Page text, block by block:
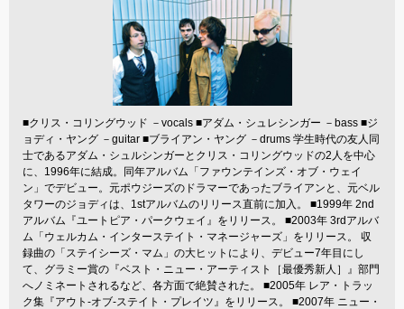
■クリス・コリングウッド －vocals ■アダム・シュレシンガー －bass ■ジ
ョディ・ヤング －guitar ■ブライアン・ヤング －drums 学生時代の友人同
士であるアダム・シュルシンガーとクリス・コリングウッドの2人を中心
に、1996年に結成。同年アルバム「ファウンテインズ・オブ・ウェイ
ン」でデビュー。元ポウジーズのドラマーであったブライアンと、元ベル
タワーのジョディは、1stアルバムのリリース直前に加入。 ■1999年 2nd
アルバム『ユートピア・パークウェイ』をリリース。 ■2003年 3rdアルバ
ム「ウェルカム・インターステイト・マネージャーズ」をリリース。 収
録曲の「ステイシーズ・マム」の大ヒットにより、デビュー7年目にし
て、グラミー賞の『ベスト・ニュー・アーティスト［最優秀新人］』部門
へノミネートされるなど、各方面で絶賛された。 ■2005年 レア・トラッ
ク集『アウト-オブ-ステイト・プレイツ』をリリース。 ■2007年 ニュー・